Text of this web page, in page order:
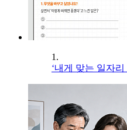
1.
‘내게 맞는 일자